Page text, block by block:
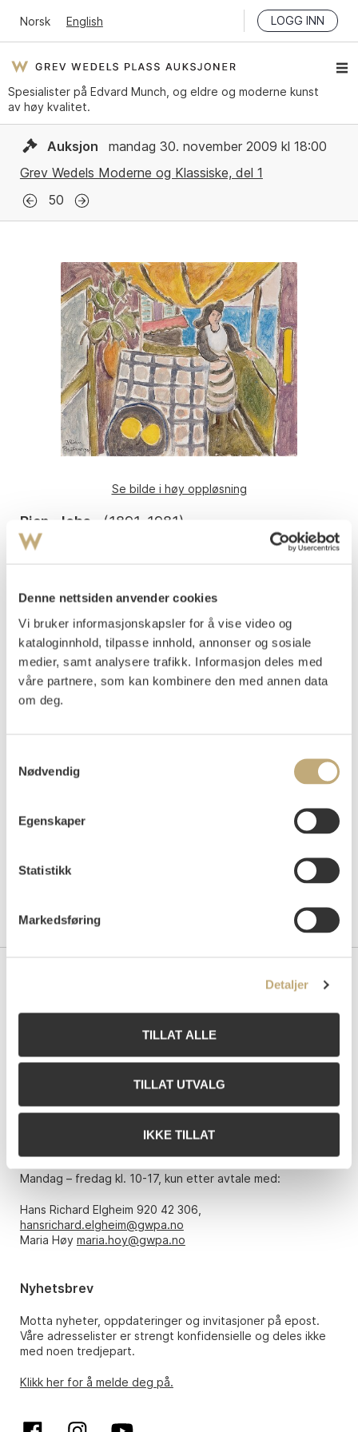
Denne nettsiden anvender cookies
Vi bruker informasjonskapsler for å vise video og
kataloginnhold, tilpasse innhold, annonser og sosiale
medier, samt analysere trafikk. Informasjon deles med
våre partnere, som kan kombinere den med annen data
om deg.
Nødvendig
Egenskaper
Statistikk
Markedsføring
Detaljer
TILLAT ALLE
TILLAT UTVALG
IKKE TILLAT
Norsk English LOGG INN
Spesialister på Edvard Munch, og eldre og moderne kunst
av høy kvalitet.
Auksjon
mandag 30. november 2009 kl 18:00
Grev Wedels Moderne og Klassiske, del 1
50
Se bilde i høy oppløsning
Rian, Johs. (1891-1981)
Fra Positano 1951
Signert, stedsbestemt og datert nede t.v.: J. Rian
Positano 1951
Vurdering
NOK 40 000–60 000
Mandag – fredag kl. 10-17, kun etter avtale med:
Hans Richard Elgheim 920 42 306,
hansrichard.elgheim@gwpa.no
Maria Høy maria.hoy@gwpa.no
Nyhetsbrev
Motta nyheter, oppdateringer og invitasjoner på epost.
Våre adresselister er strengt konfidensielle og deles ikke
med noen tredjepart.
Klikk her for å melde deg på.